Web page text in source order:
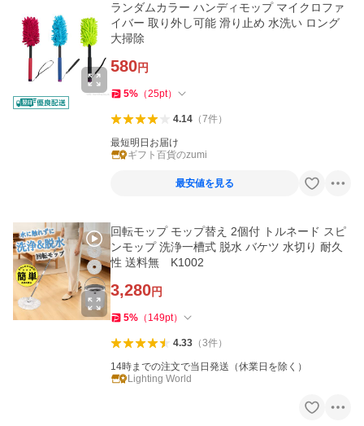
ランダムカラー ハンディモップ マイクロファ
イバー 取り外し可能 滑り止め 水洗い ロング
大掃除
580円
5% （25pt）
4.14（7件）
最短明日お届け
ギフト百貨のzumi
最安値を見る
回転モップ モップ替え 2個付 トルネード スピ
ンモップ 洗浄一槽式 脱水 バケツ 水切り 耐久
性 送料無 K1002
3,280円
5% （ 149pt）
4.33（3件）
14時までの注文で当日発送（休業日を除く）
Lighting World